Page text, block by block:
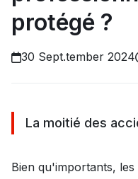
protégé ?
30 Sept.tember 2024
La moitié des
Bien qu'importants,